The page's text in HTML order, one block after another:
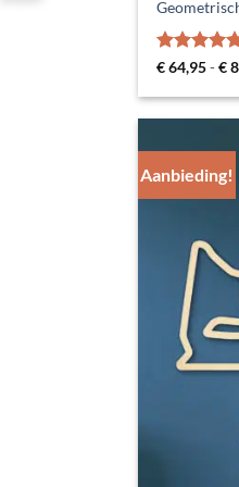
€64,95-€
Aanbieding!